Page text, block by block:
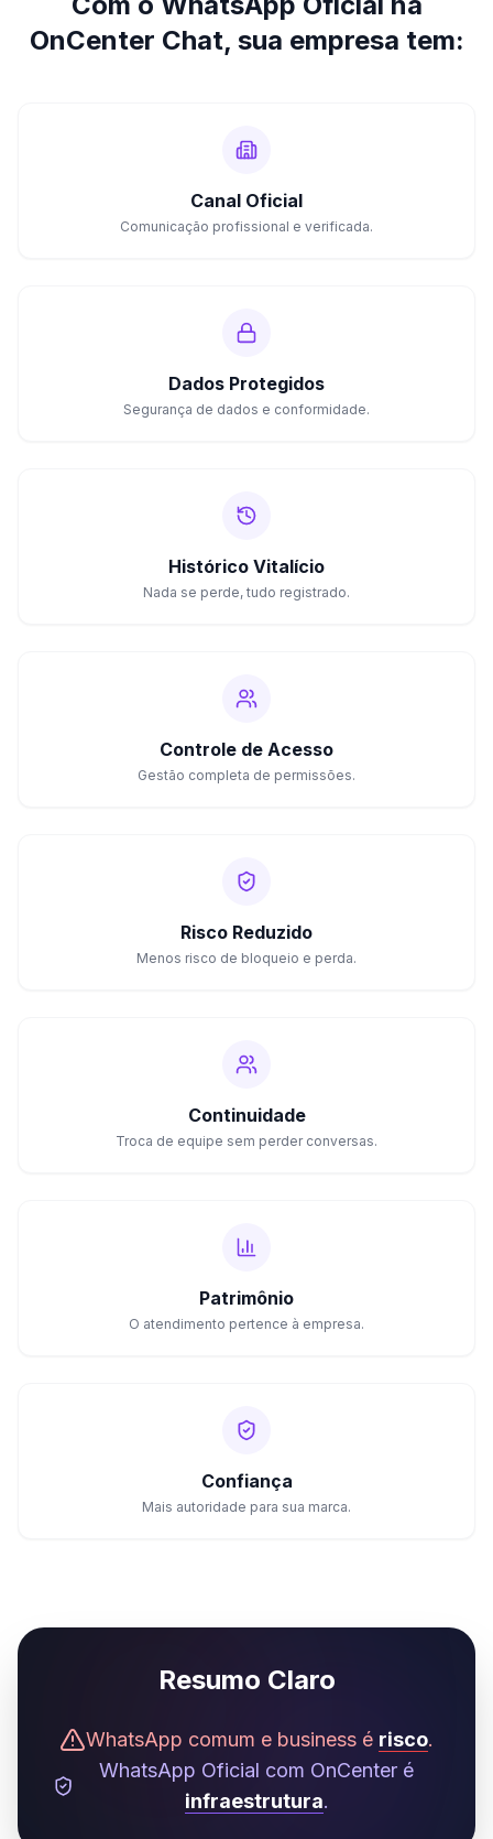
OnCenter Chat, sua empresa tem:
Canal Oficial
Comunicação profissional e verificada.
Dados Protegidos
Segurança de dados e conformidade.
Histórico Vitalício
Nada se perde, tudo registrado.
Controle de Acesso
Gestão completa de permissões.
Risco Reduzido
Menos risco de bloqueio e perda.
Continuidade
Troca de equipe sem perder conversas.
Patrimônio
O atendimento pertence à empresa.
Confiança
Mais autoridade para sua marca.
Resumo Claro
WhatsApp comum e business é risco.
WhatsApp Oficial com OnCenter é
infraestrutura.